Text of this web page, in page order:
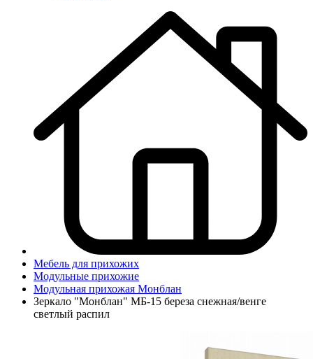
Мебель для прихожих
Модульные прихожие
Модульная прихожая Монблан
Зеркало "Монблан" МБ-15 береза снежная/венге
светлый распил